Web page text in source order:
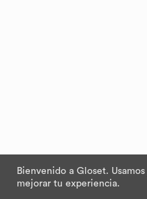
Bienvenido a Gloset. Usamos
mejorar tu experiencia.